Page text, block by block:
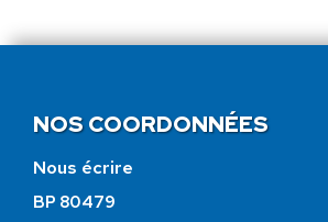
NOS COORDONNÉES
Nous écrire
BP 80479